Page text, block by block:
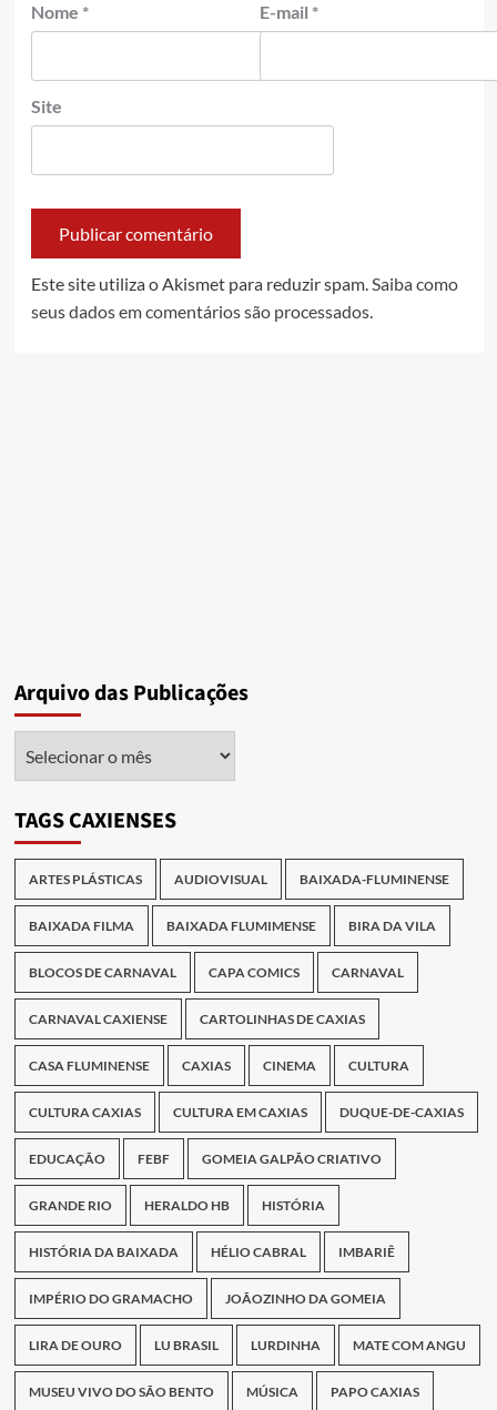
Nome * E-mail *
Site
Este site utiliza o Akismet para reduzir spam.Saiba como
seus dados em comentários são processados.
Arquivo das Publicações
TAGS CAXIENSES
ARTES PLÁSTICAS AUDIOVISUAL BAIXADA-FLUMINENSE
BAIXADA FILMA BAIXADA FLUMIMENSE BIRA DA VILA
BLOCOS DE CARNAVAL CAPA COMICS CARNAVAL
CARNAVAL CAXIENSE CARTOLINHAS DE CAXIAS
CASA FLUMINENSE CAXIAS CINEMA CULTURA
CULTURA CAXIAS CULTURA EM CAXIAS DUQUE-DE-CAXIAS
EDUCAÇÃO FEBF GOMEIA GALPÃO CRIATIVO
GRANDE RIO HERALDO HB HISTÓRIA
HISTÓRIA DA BAIXADA HÉLIO CABRAL IMBARIÊ
IMPÉRIO DO GRAMACHO JOÃOZINHO DA GOMEIA
LIRA DE OURO LU BRASIL LURDINHA MATE COM ANGU
MUSEU VIVO DO SÃO BENTO MÚSICA PAPO CAXIAS